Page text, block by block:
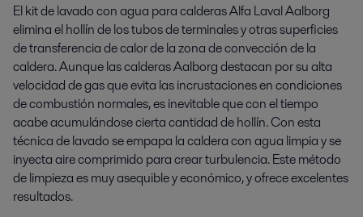
El kit de lavado con agua para calderas Alfa Laval Aalborg
elimina el hollín de los tubos de terminales y otras superficies
de transferencia de calor de la zona de convección de la
caldera. Aunque las calderas Aalborg destacan por su alta
velocidad de gas que evita las incrustaciones en condiciones
de combustión normales, es inevitable que con el tiempo
acabe acumulándose cierta cantidad de hollín. Con esta
técnica de lavado se empapa la caldera con agua limpia y se
inyecta aire comprimido para crear turbulencia. Este método
de limpieza es muy asequible y económico, y ofrece excelentes
resultados.